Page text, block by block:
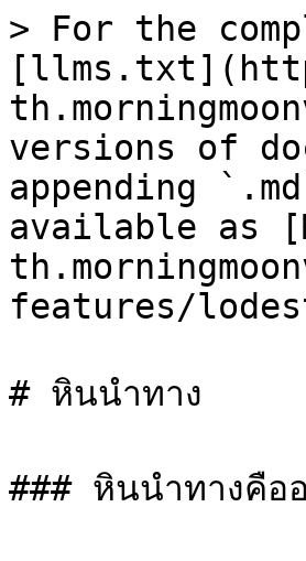
> For the
versions of
appending
available as
features/
# หินนำทาง
### หินนำทางคือ